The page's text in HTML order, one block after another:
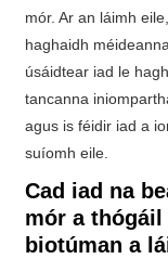
mór. Ar an láimh
haghaidh
úsáidtear iad le
tancanna
agus is féidir iad a
suíomh eile.
Cad iad na
mór a
biotúman a